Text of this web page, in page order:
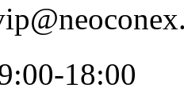
18:00